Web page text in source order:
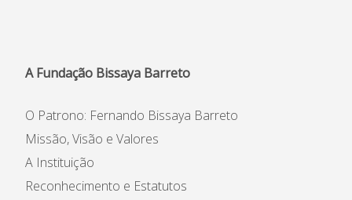
A Fundação Bissaya Barreto
O Patrono: Fernando Bissaya Barreto
Missão, Visão e Valores
A Instituição
Reconhecimento e Estatutos